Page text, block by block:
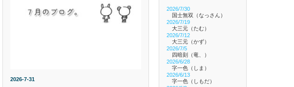
2026-7-31
2026/7/30
国士無双（なっさん）
2026/7/19
大三元（たむ）
2026/7/12
大三元（かず）
2026/7/5
四暗刻（竜、）
2026/6/28
字一色（しま）
2026/6/13
字一色（しもだ）